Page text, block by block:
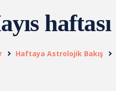
haftası
Haftaya Astrolojik Bakış